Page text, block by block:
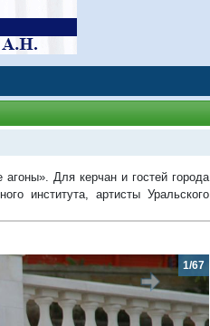
Для керчан и гостей города
института, артисты Уральского